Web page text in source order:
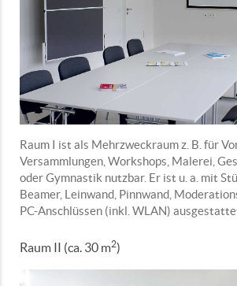
Raum I ist als Mehrzweckraum z. B. für
Versammlungen, Workshops, Malerei,
oder Gymnastik nutzbar. Er ist u. a. mit
Beamer, Leinwand, Pinnwand,
PC-Anschlüssen (inkl. WLAN)
Raum II (ca. 30 m2)